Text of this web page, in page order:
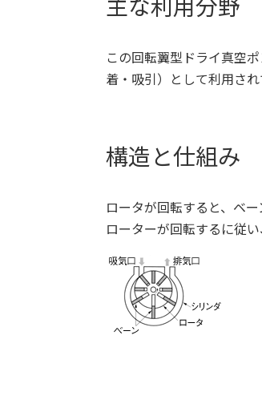
この回転翼型ドライ真空
着・吸引）として利用され
構造と仕組み
ロータが回転すると、ベ
ローターが回転するに従